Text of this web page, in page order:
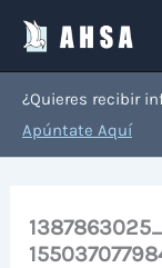
contenido
¿Quieres recibir
Apúntate Aquí